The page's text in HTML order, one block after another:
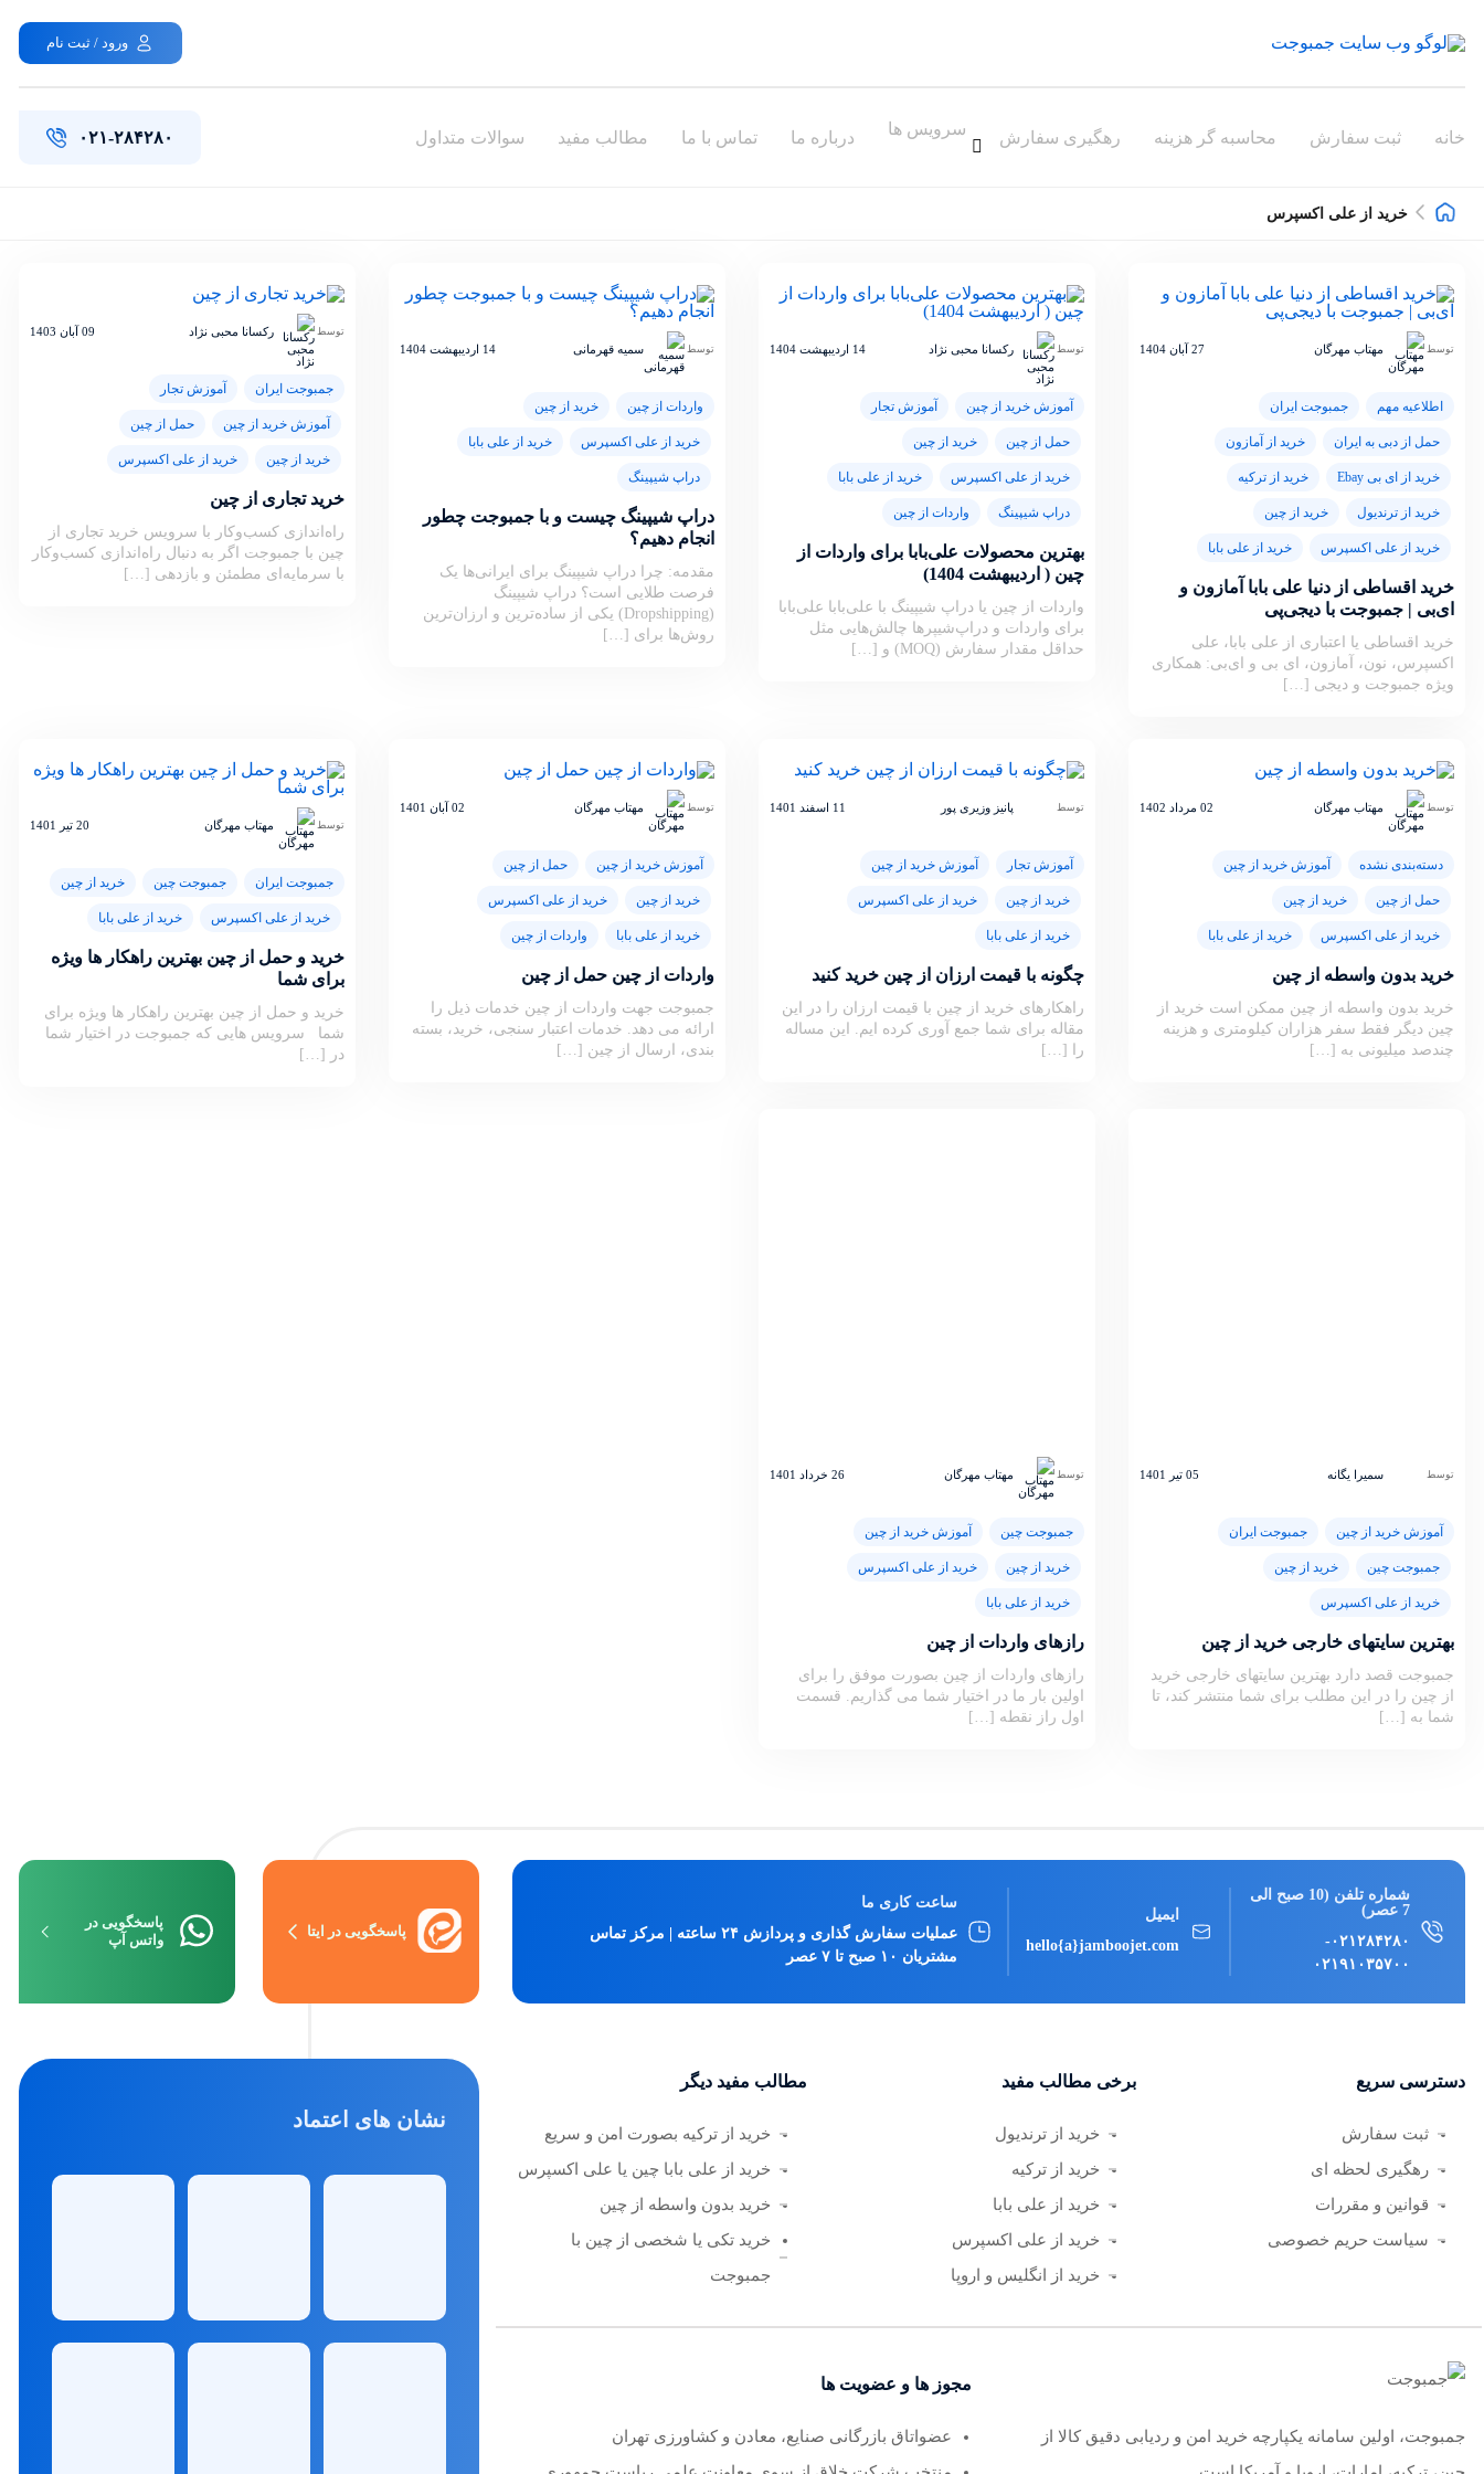
ورود / ثبت نام
خانه ثبت سفارش محاسبه گر هزینه رهگیری سفارش سرویس ها درباره ما تماس با ما مطالب مفید سوالات متداول ۰۲۱-۲۸۴۲۸۰ ورود شما به معنای پذیرششرایطوقوانین حریم‌ خصوصی
خرید از علی اکسپرس
توسط مهتاب مهرگان 27 آبان 1404
اطلاعیه مهم جمبوجت ایران
حمل از دبی به ایران خرید از آمازون
خرید از ای بی Ebay خرید از ترکیه
خرید از ترندیول خرید از چین
خرید از علی اکسپرس خرید از علی بابا
خرید اقساطی از دنیا علی بابا آمازون و
ای‌بی | جمبوجت با دیجی‌پی
خرید اقساطی یا اعتباری از علی بابا، علی
اکسپرس، نون، آمازون، ای‌ بی و ای‌بی: همکاری
ویژه جمبوجت و دیجی‌ […]
توسط رکسانا محبی نژاد 14 اردیبهشت 1404
آموزش خرید از چین آموزش تجار
حمل از چین خرید از چین
خرید از علی اکسپرس خرید از علی بابا
دراپ شیپینگ واردات از چین
بهترین محصولات علی‌بابا برای واردات از
چین ( اردیبهشت 1404)
واردات از چین یا دراپ شیپینگ با علی‌بابا علی‌بابا
برای واردات و دراپ‌شیپرها چالش‌هایی مثل
حداقل مقدار سفارش (MOQ) و […]
توسط سمیه قهرمانی 14 اردیبهشت 1404
واردات از چین خرید از چین
خرید از علی اکسپرس خرید از علی بابا
دراپ شیپینگ
دراپ شیپینگ چیست و با جمبوجت چطور
انجام دهیم؟
مقدمه: چرا دراپ شیپینگ برای ایرانی‌ها یک
فرصت طلایی است؟ دراپ شیپینگ
(Dropshipping) یکی از ساده‌ترین و ارزان‌ترین
روش‌ها برای […]
توسط رکسانا محبی نژاد 09 آبان 1403
جمبوجت ایران آموزش تجار
آموزش خرید از چین حمل از چین
خرید از چین خرید از علی اکسپرس
خرید تجاری از چین
راه‌اندازی کسب‌وکار با سرویس خرید تجاری از
چین با جمبوجت اگر به دنبال راه‌اندازی کسب‌وکار
با سرمایه‌ای مطمئن و بازدهی […]
توسط مهتاب مهرگان 02 مرداد 1402
دسته‌بندی نشده آموزش خرید از چین
حمل از چین خرید از چین
خرید از علی اکسپرس خرید از علی بابا
خرید بدون واسطه از چین
خرید بدون واسطه از چین ممکن است خرید از
چین دیگر فقط سفر هزاران کیلومتری و هزینه
چندصد میلیونی به […]
توسط پانیز وزیری پور 11 اسفند 1401
آموزش تجار آموزش خرید از چین
خرید از چین خرید از علی اکسپرس
خرید از علی بابا
چگونه با قیمت ارزان از چین خرید کنید
راهکارهای خرید از چین با قیمت ارزان را در این
مقاله برای شما جمع آوری کرده ایم. این مساله
را […]
توسط مهتاب مهرگان 02 آبان 1401
آموزش خرید از چین حمل از چین
خرید از چین خرید از علی اکسپرس
خرید از علی بابا واردات از چین
واردات از چین حمل از چین
جمبوجت جهت واردات از چین خدمات ذیل را
ارائه می دهد. خدمات اعتبار سنجی، خرید، بسته
بندی، ارسال از چین […]
توسط مهتاب مهرگان 20 تیر 1401
جمبوجت ایران جمبوجت چین خرید از چین
خرید از علی اکسپرس خرید از علی بابا
خرید و حمل از چین بهترین راهکار ها ویژه
برای شما
خرید و حمل از چین بهترین راهکار ها ویژه برای
شما سرویس هایی که جمبوجت در اختیار شما
در […]
توسط سمیرا یگانه 05 تیر 1401
آموزش خرید از چین جمبوجت ایران
جمبوجت چین خرید از چین
خرید از علی اکسپرس
بهترین سایتهای خارجی خرید از چین
جمبوجت قصد دارد بهترین سایتهای خارجی خرید
از چین را در این مطلب برای شما منتشر کند، تا
شما به […]
توسط مهتاب مهرگان 26 خرداد 1401
جمبوجت چین آموزش خرید از چین
خرید از چین خرید از علی اکسپرس
خرید از علی بابا
رازهای واردات از چین
رازهای واردات از چین بصورت موفق را برای
اولین بار ما در اختیار شما می گذاریم. قسمت
اول راز نقطه […]
شماره تلفن (10 صبح الی
7 عصر)
۰۲۱۲۸۴۲۸۰ -
۰۲۱۹۱۰۳۵۷۰۰
ایمیل
hello{a}jamboojet.com
ساعت کاری ما
عملیات سفارش گذاری و پردازش ۲۴ ساعته | مرکز تماس
مشتریان ۱۰ صبح تا ۷ عصر
پاسخگویی در ایتا
پاسخگویی در
واتس آپ
دسترسی سریع
ثبت سفارش
رهگیری لحظه ای
قوانین و مقررات
سیاست حریم خصوصی
برخی مطالب مفید
خرید از ترندیول
خرید از ترکیه
خرید از علی بابا
خرید از علی اکسپرس
خرید از انگلیس و اروپا
مطالب مفید دیگر
خرید از ترکیه بصورت امن و سریع
خرید از علی بابا چین یا علی اکسپرس
خرید بدون واسطه از چین
خرید تکی یا شخصی از چین با
جمبوجت
جمبوجت، اولین سامانه یکپارچه خرید امن و ردیابی دقیق کالا از
مجوز ها و عضویت ها
عضواتاق بازرگانی صنایع، معادن و کشاورزی تهران
نشان های اعتماد